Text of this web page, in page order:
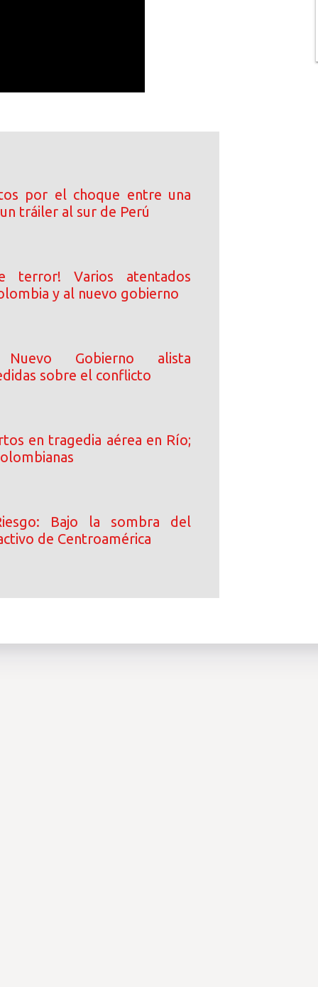
por el choque entre una
tráiler al sur de Perú
terror! Varios atentados
y al nuevo gobierno
Nuevo Gobierno alista
sobre el conflicto
en tragedia aérea en Río;
Bajo la sombra del
de Centroamérica